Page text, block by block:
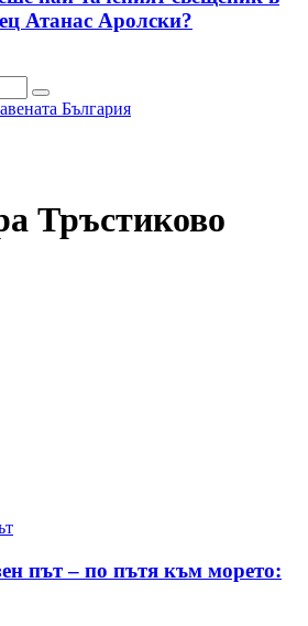
Атанас Аролски?
Тръстиково
път – по пътя към морето: